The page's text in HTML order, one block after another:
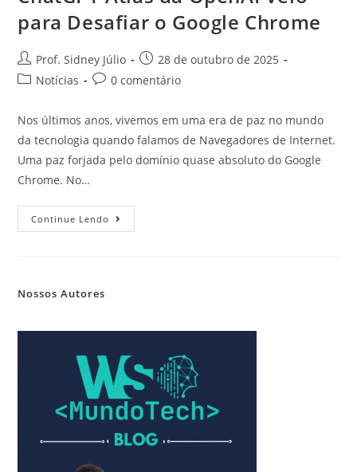
para Desafiar o Google Chrome
Prof. Sidney Júlio
28 de outubro de 2025
Notícias
0 comentário
Nos últimos anos, vivemos em uma era de paz no mundo
da tecnologia quando falamos de Navegadores de Internet.
Uma paz forjada pelo domínio quase absoluto do Google
Chrome. No…
Continue Lendo
Nossos Autores